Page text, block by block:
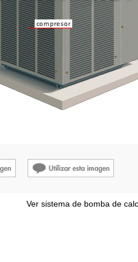
Ver sistema de bomba de